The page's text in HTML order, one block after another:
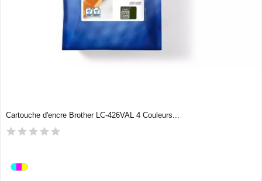
Cartouche d'encre Brother LC-426VAL 4 Couleurs...